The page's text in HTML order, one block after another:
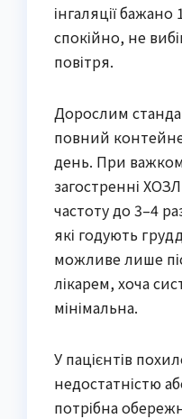
інгаляції
спокійно, не
повітря.
Дорослим
повний
день. При
загостренні
частоту до 3–4
які годують
можливе лише
лікарем, хоча
мінімальна.
У пацієнтів
недостатністю
потрібна